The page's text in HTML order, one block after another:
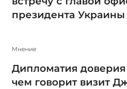
президента
Мнение
Дипломатия
чем говорит визит